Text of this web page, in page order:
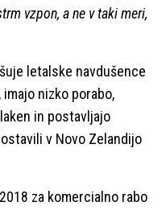
vzpon, a ne v taki meri,
letalske navdušence
nizko porabo,
in postavljajo
v Novo Zelandijo
za komercialno rabo